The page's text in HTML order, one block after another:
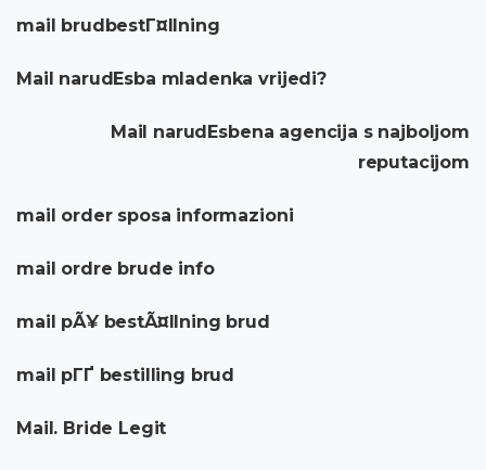
mail brudbestГ¤llning
Mail narudЕѕba mladenka vrijedi?
Mail narudЕѕbena agencija s najboljom
reputacijom
mail order sposa informazioni
mail ordre brude info
mail pÃ¥ bestÃ¤llning brud
mail pГҐ bestilling brud
Mail. Bride Legit